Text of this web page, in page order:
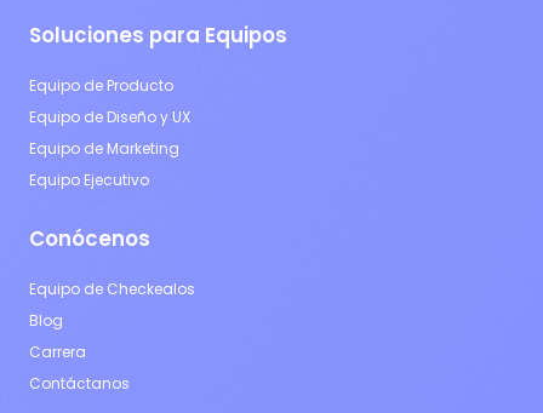
Soluciones para Equipos
Equipo de Producto
Equipo de Diseño y UX
Equipo de Marketing
Equipo Ejecutivo
Conócenos
Equipo de Checkealos
Blog
Carrera
Contáctanos